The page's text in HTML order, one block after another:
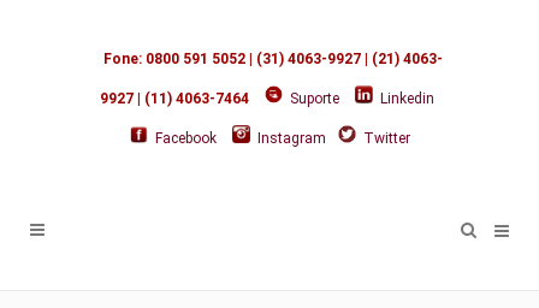
Fone: 0800 591 5052 | (31) 4063-9927 | (21) 4063-
9927 | (11) 4063-7464 Suporte Linkedin
Facebook Instagram Twitter